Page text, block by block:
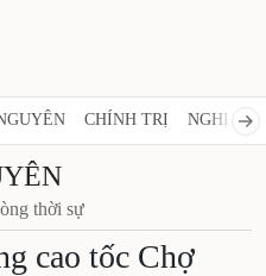
CHÍNH TRỊ NGHỊ
thời sự
cao tốc Chợ